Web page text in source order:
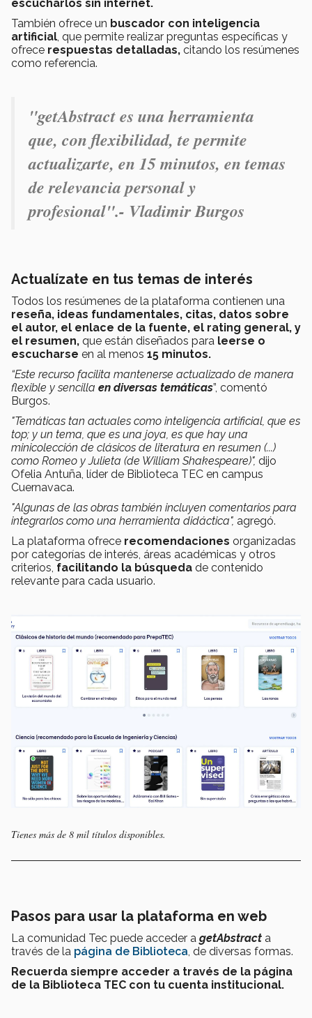
escucharlos sin internet.
También ofrece un buscador con inteligencia
artificial, que permite realizar preguntas específicas y
ofrece respuestas detalladas, citando los resúmenes
como referencia.
"getAbstract es una herramienta
que, con flexibilidad, te permite
actualizarte, en 15 minutos, en temas
de relevancia personal y
profesional".- Vladimir Burgos
Actualízate en tus temas de interés
Todos los resúmenes de la plataforma contienen una
reseña, ideas fundamentales, citas, datos sobre
el autor, el enlace de la fuente, el rating general, y
el resumen, que están diseñados para leerse o
escucharse en al menos 15 minutos.
“Este recurso facilita mantenerse actualizado de manera
flexible y sencilla en diversas temáticas”, comentó
Burgos.
"Temáticas tan actuales como inteligencia artificial, que es
top; y un tema, que es una joya, es que hay una
minicolección de clásicos de literatura en resumen (...)
como Romeo y Julieta (de William Shakespeare)", dijo
Ofelia Antuña, líder de Biblioteca TEC en campus
Cuernavaca.
"Algunas de las obras también incluyen comentarios para
integrarlos como una herramienta didáctica", agregó.
La plataforma ofrece recomendaciones organizadas
por categorías de interés, áreas académicas y otros
criterios, facilitando la búsqueda de contenido
relevante para cada usuario.
Tienes más de 8 mil títulos disponibles.
Pasos para usar la plataforma en web
La comunidad Tec puede acceder a getAbstract a
través de la página de Biblioteca, de diversas formas.
Recuerda siempre acceder a través de la página
de la Biblioteca TEC con tu cuenta institucional.